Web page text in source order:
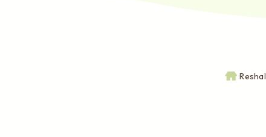
Reshal